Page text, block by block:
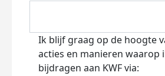
Ik blijf graag op de hoogte
acties en manieren waarop
bijdragen aan KWF via: